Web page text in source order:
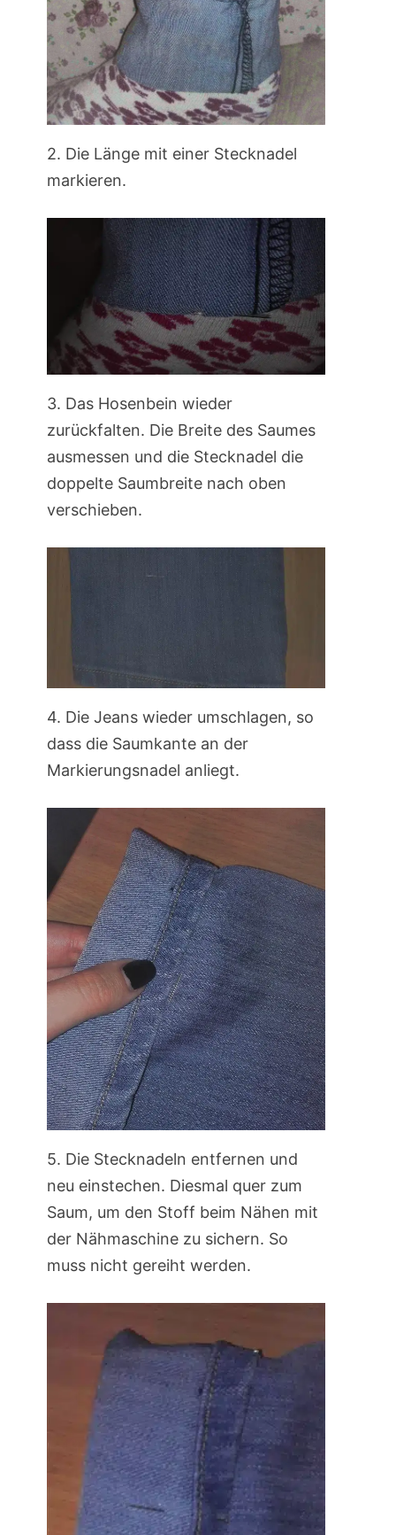
2. Die Länge mit einer Stecknadel
markieren.
3. Das Hosenbein wieder
zurückfalten. Die Breite des Saumes
ausmessen und die Stecknadel die
doppelte Saumbreite nach oben
verschieben.
4. Die Jeans wieder umschlagen, so
dass die Saumkante an der
Markierungsnadel anliegt.
5. Die Stecknadeln entfernen und
neu einstechen. Diesmal quer zum
Saum, um den Stoff beim Nähen mit
der Nähmaschine zu sichern. So
muss nicht gereiht werden.